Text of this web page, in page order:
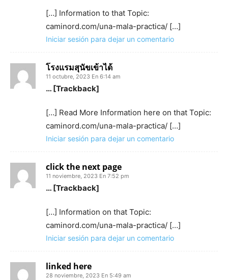
[…] Information to that Topic:
caminord.com/una-mala-practica/ […]
Iniciar sesión para dejar un comentario
โรงแรมสุนัขเข้าได้
11 octubre, 2023 En 6:14 am
… [Trackback]
[…] Read More Information here on that Topic:
caminord.com/una-mala-practica/ […]
Iniciar sesión para dejar un comentario
click the next page
11 noviembre, 2023 En 7:52 pm
… [Trackback]
[…] Information on that Topic:
caminord.com/una-mala-practica/ […]
Iniciar sesión para dejar un comentario
linked here
28 noviembre, 2023 En 5:49 am